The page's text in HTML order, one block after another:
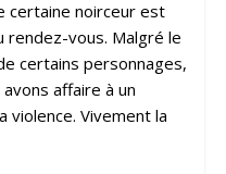
certaine noirceur est
rendez-vous. Malgré le
certains personnages,
affaire à un
violence. Vivement la